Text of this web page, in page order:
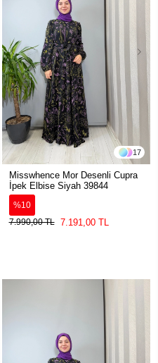
17
Misswhence Mor Desenli Cupra
İpek Elbise Siyah 39844
%10
7.990,00 TL
7.191,00 TL